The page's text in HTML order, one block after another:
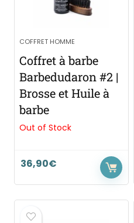
COFFRET HOMME
Coffret à barbe
Barbedudaron #2 |
Brosse et Huile à
barbe
Out of Stock
36,90€